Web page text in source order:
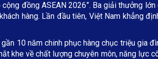
đồng ASEAN 2026”. Ba giải thưởng lớn
hàng. Lần đầu tiên, Việt Nam khẳng
10 năm chinh phục hàng chục triệu gia
khe về chất lượng chuyên môn, năng lực